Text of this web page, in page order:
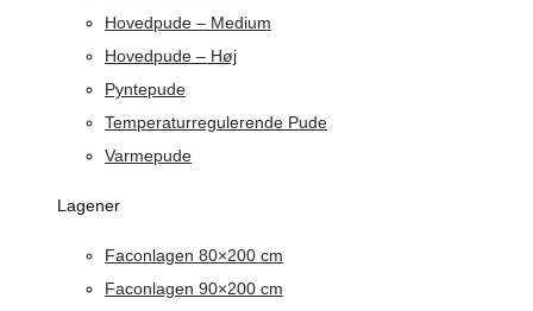
Hovedpude – Medium
Hovedpude – Høj
Pyntepude
Temperaturregulerende Pude
Varmepude
Lagener
Faconlagen 80×200 cm
Faconlagen 90×200 cm